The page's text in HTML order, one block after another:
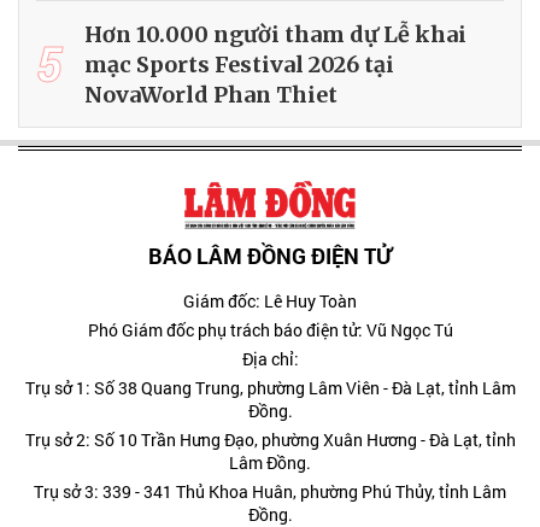
5
Hơn 10.000 người tham dự Lễ khai
mạc Sports Festival 2026 tại
NovaWorld Phan Thiet
BÁO LÂM ĐỒNG ĐIỆN TỬ
Giám đốc: Lê Huy Toàn
Phó Giám đốc phụ trách báo điện tử: Vũ Ngọc Tú
Địa chỉ:
Trụ sở 1: Số 38 Quang Trung, phường Lâm Viên - Đà Lạt, tỉnh Lâm
Đồng.
Trụ sở 2: Số 10 Trần Hưng Đạo, phường Xuân Hương - Đà Lạt, tỉnh
Lâm Đồng.
Trụ sở 3: 339 - 341 Thủ Khoa Huân, phường Phú Thủy, tỉnh Lâm
Đồng.